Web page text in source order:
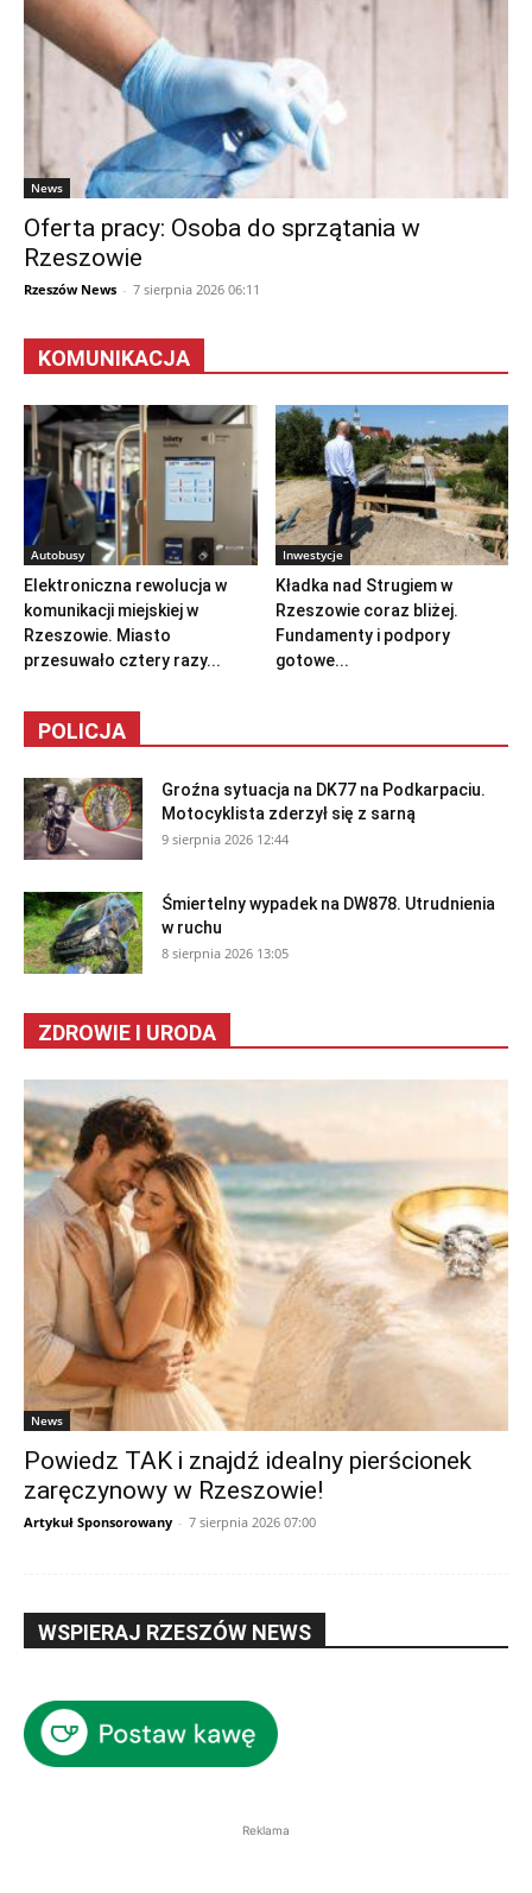
News
Oferta pracy: Osoba do sprzątania w
Rzeszowie
Rzeszów News - 7 sierpnia 2026 06:11
KOMUNIKACJA
Autobusy
Elektroniczna rewolucja w
komunikacji miejskiej w
Rzeszowie. Miasto
przesuwało cztery razy...
Inwestycje
Kładka nad Strugiem w
Rzeszowie coraz bliżej.
Fundamenty i podpory
gotowe...
POLICJA
Groźna sytuacja na DK77 na Podkarpaciu.
Motocyklista zderzył się z sarną
9 sierpnia 2026 12:44
Śmiertelny wypadek na DW878. Utrudnienia
w ruchu
8 sierpnia 2026 13:05
ZDROWIE I URODA
News
Powiedz TAK i znajdź idealny pierścionek
zaręczynowy w Rzeszowie!
Artykuł Sponsorowany - 7 sierpnia 2026 07:00
WSPIERAJ RZESZÓW NEWS
Reklama